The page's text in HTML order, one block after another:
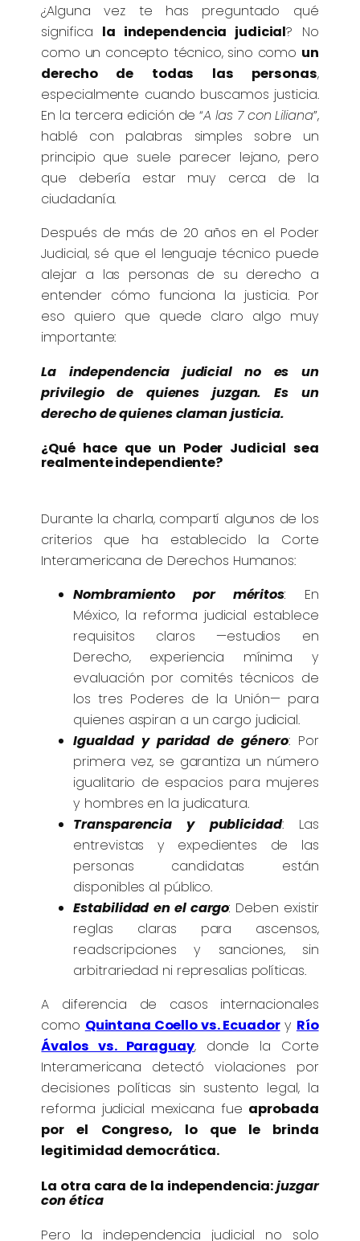
¿Alguna vez te has preguntado qué
significa la independencia judicial? No
como un concepto técnico, sino como un
derecho de todas las personas,
especialmente cuando buscamos justicia.
En la tercera edición de “A las 7 con Liliana”,
hablé con palabras simples sobre un
principio que suele parecer lejano, pero
que debería estar muy cerca de la
ciudadanía.
Después de más de 20 años en el Poder
Judicial, sé que el lenguaje técnico puede
alejar a las personas de su derecho a
entender cómo funciona la justicia. Por
eso quiero que quede claro algo muy
importante:
La independencia judicial no es un
privilegio de quienes juzgan. Es un
derecho de quienes claman justicia.
¿Qué hace que un Poder Judicial sea
realmente independiente?
Durante la charla, compartí algunos de los
criterios que ha establecido la Corte
Interamericana de Derechos Humanos:
Nombramiento por méritos: En
México, la reforma judicial establece
requisitos claros —estudios en
Derecho, experiencia mínima y
evaluación por comités técnicos de
los tres Poderes de la Unión— para
quienes aspiran a un cargo judicial.
Igualdad y paridad de género: Por
primera vez, se garantiza un número
igualitario de espacios para mujeres
y hombres en la judicatura.
Transparencia y publicidad: Las
entrevistas y expedientes de las
personas candidatas están
disponibles al público.
Estabilidad en el cargo: Deben existir
reglas claras para ascensos,
readscripciones y sanciones, sin
arbitrariedad ni represalias políticas.
A diferencia de casos internacionales
como Quintana Coello vs. Ecuadory Río
Ávalos vs. Paraguay, donde la Corte
Interamericana detectó violaciones por
decisiones políticas sin sustento legal, la
reforma judicial mexicana fue aprobada
por el Congreso, lo que le brinda
legitimidad democrática.
La otra cara de la independencia:juzgar
con ética
Pero la independencia judicial no solo